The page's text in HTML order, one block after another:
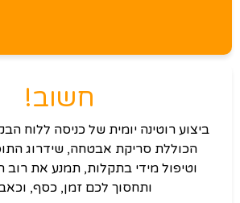
חשוב!
ביצוע רוטינה יומית של כניסה ללוח
הכוללת סריקת אבטחה, שידרוג
וטיפול מידי בתקלות, תמנע את רוב
ותחסוך לכם זמן, כסף,